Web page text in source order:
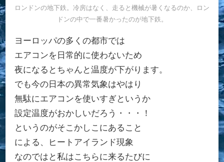
ロンドンの地下鉄。冷房はなく、走ると機械が暑くなるのか、ロン
ドンの中で一番暑かったのが地下鉄。
ヨーロッパの多くの都市では
エアコンを日常的に使わないため
夜になるとちゃんと温度が下がります。
でも今の日本の異常気象はやはり
無駄にエアコンを使いすぎというか
設定温度がおかしいだろう・・・！
というのがそこかしこにあること
による、ヒートアイランド現象
なのではと私はこちらに来るたびに